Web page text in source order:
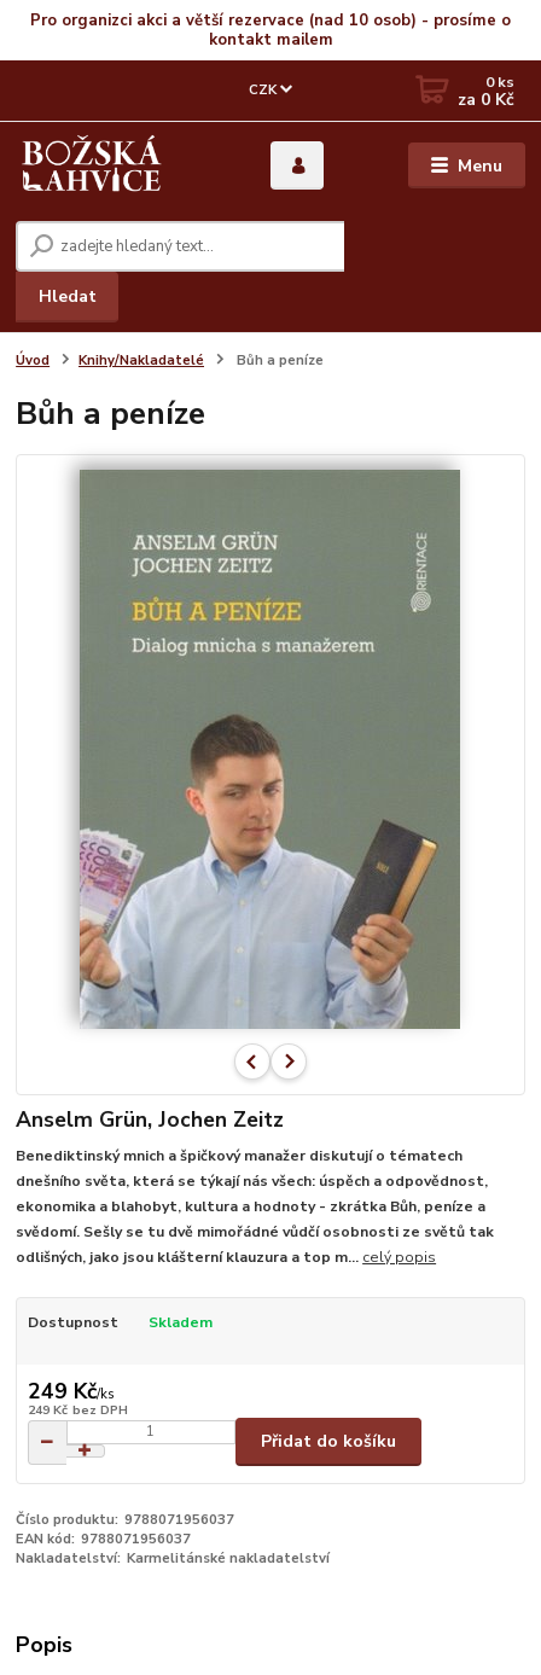
Pro organizci akci a větší rezervace (nad 10 osob) - prosíme o
kontakt mailem
Menu
CZK
Hledat
0ks
za 0 Kč
Úvod Knihy/Nakladatelé Bůh a peníze
Bůh a peníze
Anselm Grün, Jochen Zeitz
Benediktinský mnich a špičkový manažer diskutují o tématech
dnešního světa, která se týkají nás všech: úspěch a odpovědnost,
ekonomika a blahobyt, kultura a hodnoty - zkrátka Bůh, peníze a
svědomí. Sešly se tu dvě mimořádné vůdčí osobnosti ze světů tak
odlišných, jako jsou klášterní klauzura a top m... celý popis
Dostupnost Skladem
249 Kč/ks
249 Kč bez DPH
Přidat do košíku
Číslo produktu: 9788071956037
EAN kód: 9788071956037
Nakladatelství: Karmelitánské nakladatelství
Popis